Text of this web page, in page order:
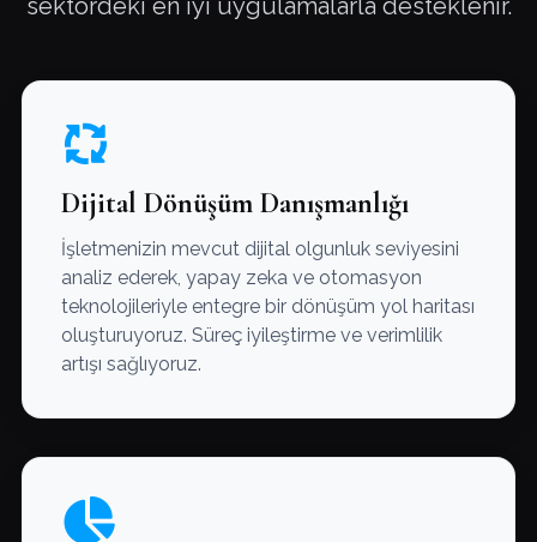
sektördeki en iyi uygulamalarla desteklenir.
Dijital Dönüşüm Danışmanlığı
İşletmenizin mevcut dijital olgunluk seviyesini
analiz ederek, yapay zeka ve otomasyon
teknolojileriyle entegre bir dönüşüm yol haritası
oluşturuyoruz. Süreç iyileştirme ve verimlilik
artışı sağlıyoruz.